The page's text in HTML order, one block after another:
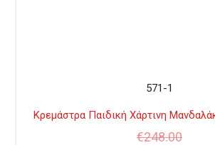
571-1
Κρεμάστρα Παιδική Χάρτινη
€248.00